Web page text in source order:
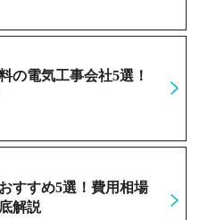
の電気工事会社5選！
すすめ5選！費用相場
解説